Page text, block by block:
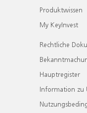
Produktwissen
My KeyInvest
Rechtliche
Hauptregister
Information zu